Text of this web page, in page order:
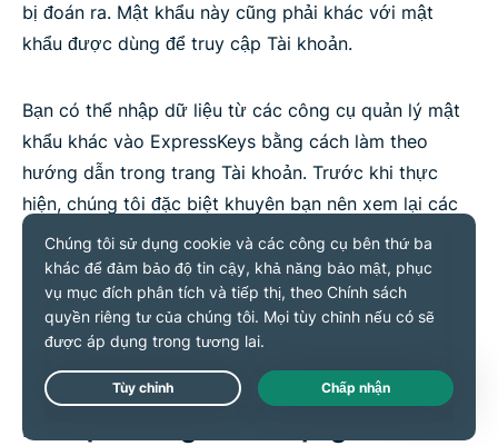
bị đoán ra. Mật khẩu này cũng phải khác với mật
khẩu được dùng để truy cập Tài khoản.
Bạn có thể nhập dữ liệu từ các công cụ quản lý mật
khẩu khác vào ExpressKeys bằng cách làm theo
hướng dẫn trong trang Tài khoản. Trước khi thực
hiện, chúng tôi đặc biệt khuyên bạn nên xem lại các
quy tắc về khả năng di chuyển dữ liệu của nhà cung
cấp trình quản lý mật khẩu mà bạn dùng trước đây vì
những quy tắc này không nằm trong tầm kiểm soát
của ExpressVPN.
Dữ liệu thống kê sử dụng và dữ
Live Chat